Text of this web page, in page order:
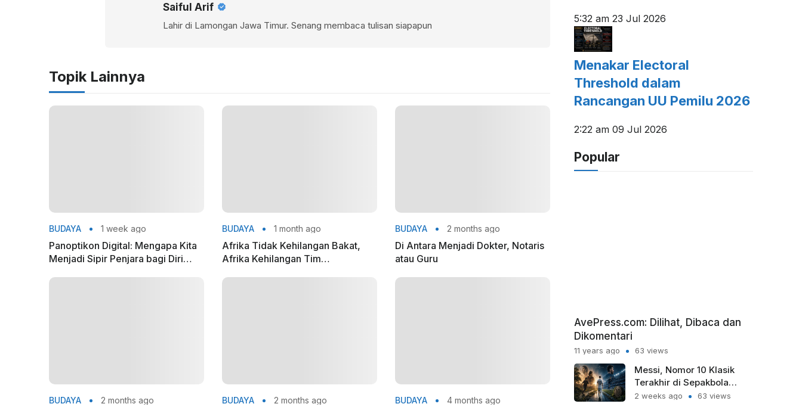
Saiful Arif
Lahir di Lamongan Jawa Timur. Senang membaca tulisan siapapun
Topik Lainnya
BUDAYA 1 week ago
Panoptikon Digital: Mengapa Kita
Menjadi Sipir Penjara bagi Diri
BUDAYA 1 month ago
Afrika Tidak Kehilangan Bakat,
Afrika Kehilangan Tim
BUDAYA 2 months ago
Di Antara Menjadi Dokter, Notaris
atau Guru
BUDAYA 2 months ago BUDAYA 2 months ago BUDAYA 4 months ago
5:32 am 23 Jul 2026
Menakar Electoral
Threshold dalam
Rancangan UU Pemilu 2026
2:22 am 09 Jul 2026
Popular
AvePress.com: Dilihat, Dibaca dan
Dikomentari
11 years ago 63 views
Messi, Nomor 10 Klasik
Terakhir di Sepakbola
Modern
2 weeks ago 63 views